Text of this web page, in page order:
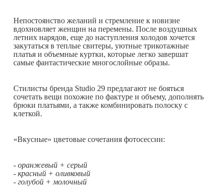
Непостоянство желаний и стремление к новизне
вдохновляет женщин на перемены. После воздушных
летних нарядов, еще до наступления холодов хочется
закутаться в теплые свитеры, уютные трикотажные
платья и объемные куртки, которые легко завершат
самые фантастические многослойные образы.
Стилисты бренда Studio 29 предлагают не бояться
сочетать вещи похожие по фактуре и объему, дополнять
брюки платьями, а также комбинировать полоску с
клеткой.
«Вкусные» цветовые сочетания фотосессии:
- оранжевый + серый
- красный + оливковый
- голубой + молочный